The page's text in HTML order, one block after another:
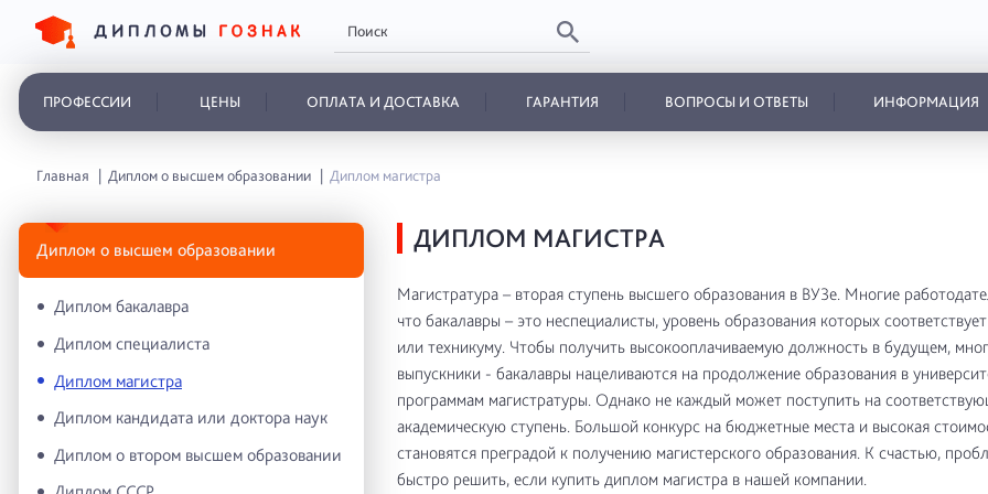
ПРОФЕССИИ ЦЕНЫ ОПЛАТА И ДОСТАВКА ГАРАНТИЯ ВОПРОСЫ И ОТВЕТЫ ИНФОРМАЦИЯ
Главная Диплом о высшем образовании Диплом магистра
Диплом о высшем образовании
Диплом бакалавра
Диплом специалиста
Диплом магистра
Диплом кандидата или доктора наук
Диплом о втором высшем образовании
ДИПЛОМ МАГИСТРА
Магистратура – вторая ступень высшего образования в ВУЗе. Многие
что бакалавры – это неспециалисты, уровень образования которых
или техникуму. Чтобы получить высокооплачиваемую должность в будущем,
выпускники - бакалавры нацеливаются на продолжение образования в
программам магистратуры. Однако не каждый может поступить на
академическую ступень. Большой конкурс на бюджетные места и высокая
становятся преградой к получению магистерского образования. К счастью,
быстро решить, если купить диплом магистра в нашей компании.